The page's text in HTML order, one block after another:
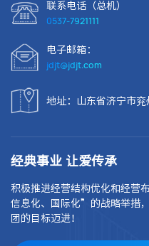
联系电话（总机）
0537-7921111
电子邮箱：
jdjt@jdjt.com
地址：山东省济宁市
经典事业 让爱传承
积极推进经营结构优化和经营
信息化、国际化”的战略举措
团的目标迈进！